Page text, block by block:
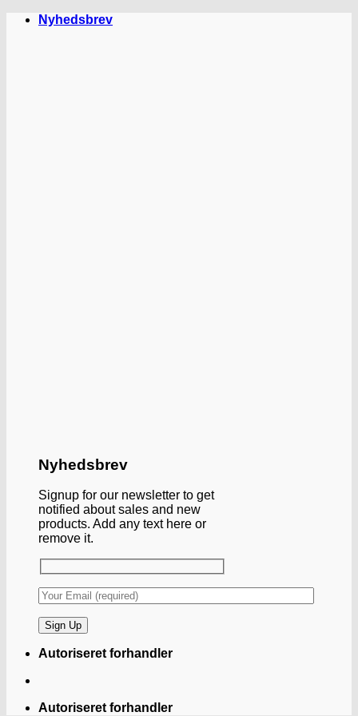
FortsætNyhedsbrev
Nyhedsbrev
Signup for our newsletter to get
notified about sales and new
products. Add any text here or
remove it.
Autoriseret forhandler
Autoriseret forhandler